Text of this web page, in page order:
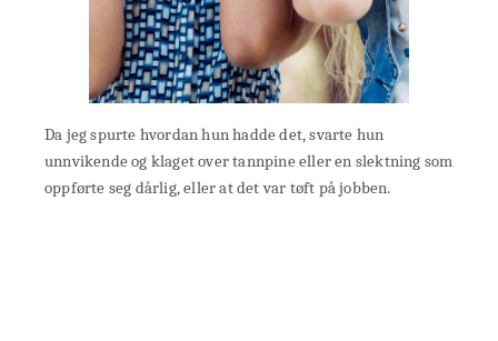
Da jeg spurte hvordan hun hadde det, svarte hun
unnvikende og klaget over tannpine eller en slektning som
oppførte seg dårlig, eller at det var tøft på jobben.